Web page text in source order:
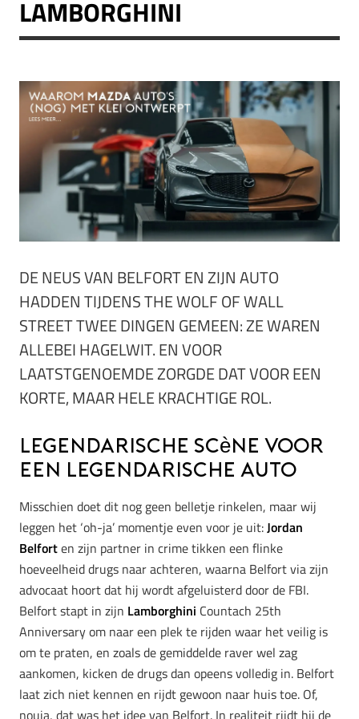
LAMBORGHINI
DE NEUS VAN BELFORT EN ZIJN AUTO
HADDEN TIJDENS THE WOLF OF WALL
STREET TWEE DINGEN GEMEEN: ZE WAREN
ALLEBEI HAGELWIT. EN VOOR
LAATSTGENOEMDE ZORGDE DAT VOOR EEN
KORTE, MAAR HELE KRACHTIGE ROL.
Legendarische scène voor
een legendarische auto
Misschien doet dit nog geen belletje rinkelen, maar wij
leggen het ‘oh-ja’ momentje even voor je uit:Jordan
Belforten zijn partner in crime tikken een flinke
hoeveelheid drugs naar achteren, waarna Belfort via zijn
advocaat hoort dat hij wordt afgeluisterd door de FBI.
Belfort stapt in zijn Lamborghini Countach 25th
Anniversary om naar een plek te rijden waar het veilig is
om te praten, en zoals de gemiddelde raver wel zag
aankomen, kicken de drugs dan opeens volledig in. Belfort
laat zich niet kennen en rijdt gewoon naar huis toe. Of,